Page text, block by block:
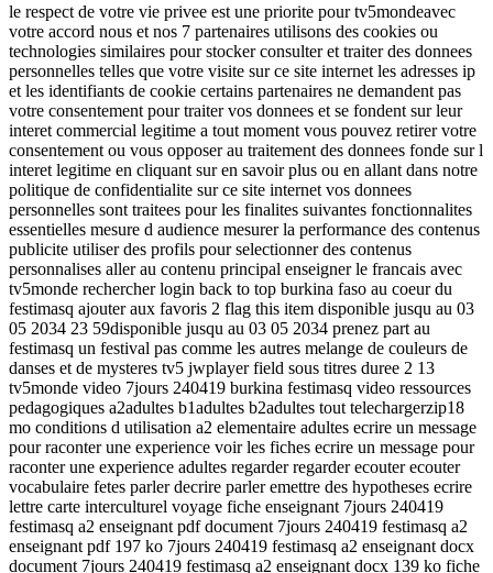
le respect de votre vie privee est une priorite pour tv5mondeavec
votre accord nous et nos 7 partenaires utilisons des cookies ou
technologies similaires pour stocker consulter et traiter des donnees
personnelles telles que votre visite sur ce site internet les adresses ip
et les identifiants de cookie certains partenaires ne demandent pas
votre consentement pour traiter vos donnees et se fondent sur leur
interet commercial legitime a tout moment vous pouvez retirer votre
consentement ou vous opposer au traitement des donnees fonde sur l
interet legitime en cliquant sur en savoir plus ou en allant dans notre
politique de confidentialite sur ce site internet vos donnees
personnelles sont traitees pour les finalites suivantes fonctionnalites
essentielles mesure d audience mesurer la performance des contenus
publicite utiliser des profils pour selectionner des contenus
personnalises aller au contenu principal enseigner le francais avec
tv5monde rechercher login back to top burkina faso au coeur du
festimasq ajouter aux favoris 2 flag this item disponible jusqu au 03
05 2034 23 59disponible jusqu au 03 05 2034 prenez part au
festimasq un festival pas comme les autres melange de couleurs de
danses et de mysteres tv5 jwplayer field sous titres duree 2 13
tv5monde video 7jours 240419 burkina festimasq video ressources
pedagogiques a2adultes b1adultes b2adultes tout telechargerzip18
mo conditions d utilisation a2 elementaire adultes ecrire un message
pour raconter une experience voir les fiches ecrire un message pour
raconter une experience adultes regarder regarder ecouter ecouter
vocabulaire fetes parler decrire parler emettre des hypotheses ecrire
lettre carte interculturel voyage fiche enseignant 7jours 240419
festimasq a2 enseignant pdf document 7jours 240419 festimasq a2
enseignant pdf 197 ko 7jours 240419 festimasq a2 enseignant docx
document 7jours 240419 festimasq a2 enseignant docx 139 ko fiche